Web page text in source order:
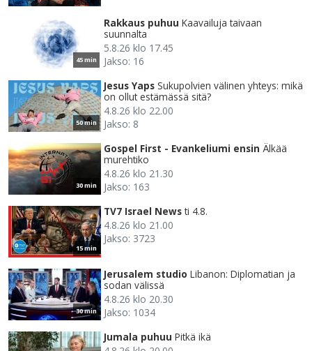
45 min
Rakkaus puhuu Kaavailuja taivaan
suunnalta
5.8.26 klo 17.45
Jakso: 16
50 min
Jesus Yaps Sukupolvien välinen yhteys: mikä
on ollut estämässä sitä?
4.8.26 klo 22.00
Jakso: 8
30 min
Gospel First - Evankeliumi ensin Älkää
murehtiko
4.8.26 klo 21.30
Jakso: 163
15 min
TV7 Israel News ti 4.8.
4.8.26 klo 21.00
Jakso: 3723
30 min
Jerusalem studio Libanon: Diplomatian ja
sodan välissä
4.8.26 klo 20.30
Jakso: 1034
Jumala puhuu Pitkä ikä